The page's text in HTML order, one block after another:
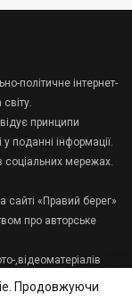
політичне інтернет-
принципи
у поданні інформації.
соціальних мережах.
сайті «Правий берег»
про авторське
,відеоматеріалів
в першому
Продовжуючи